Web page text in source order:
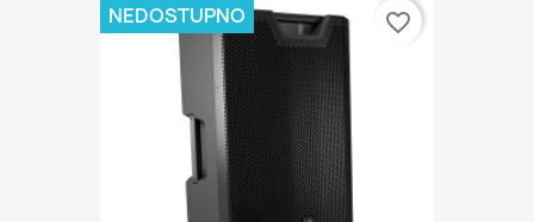
NEDOSTUPNO favorite_border